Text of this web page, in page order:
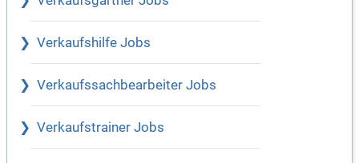
Verkaufshilfe Jobs
Verkaufssachbearbeiter Jobs
Verkaufstrainer Jobs